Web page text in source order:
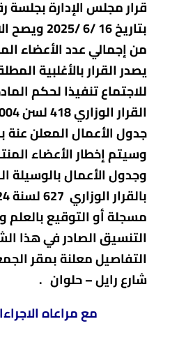
من إجمالي عدد الأعضاء
يصدر القرار بالأغلبية
للاجتماع تنفيذا لحكم
جدول الأعمال المعلن عنة
وسيتم إخطار الأعضاء
وجدول الأعمال بالوسيلة
مسجلة أو التوقيع بالعلم
التنسيق الصادر في هذا
شارع رايل – حلوان .
مع مراعاه